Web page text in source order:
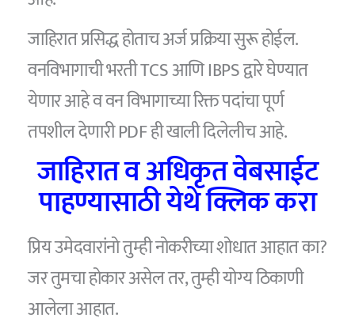
जाहिरात प्रसिद्ध होताच अर्ज प्रक्रिया सुरू होईल.
वनविभागाची भरती TCS आणि IBPS द्वारे घेण्यात
येणार आहे व वन विभागाच्या रिक्त पदांचा पूर्ण
तपशील देणारी PDF ही खाली दिलेलीच आहे.
जाहिरात व अधिकृत वेबसाईट
पाहण्यासाठी येथे क्लिक करा
प्रिय उमेदवारांनो तुम्ही नोकरीच्या शोधात आहात का?
जर तुमचा होकार असेल तर, तुम्ही योग्य ठिकाणी
आलेला आहात.